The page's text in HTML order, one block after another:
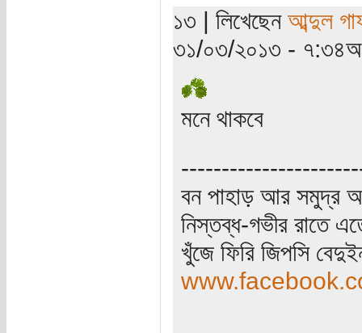
১৩ | লিখেছেন আব্দুল
৩১/০৩/২০১৩ -
মনে থাকবে
বন পাহাড় আর সমুদ্র
নিস্তব্ধ-গভীর রাতে
খুঁজে ফিরি জিপসি